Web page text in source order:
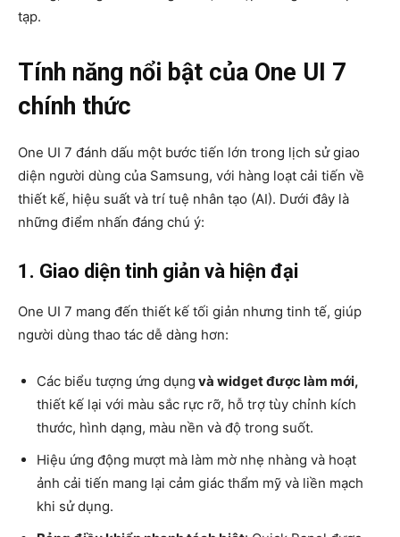
tạp.
Tính năng nổi bật của One UI 7
chính thức
One UI 7 đánh dấu một bước tiến lớn trong lịch sử giao
diện người dùng của Samsung, với hàng loạt cải tiến về
thiết kế, hiệu suất và trí tuệ nhân tạo (AI). Dưới đây là
những điểm nhấn đáng chú ý:
1. Giao diện tinh giản và hiện đại
One UI 7 mang đến thiết kế tối giản nhưng tinh tế, giúp
người dùng thao tác dễ dàng hơn:
Các biểu tượng ứng dụng và widget được làm mới,
thiết kế lại với màu sắc rực rỡ, hỗ trợ tùy chỉnh kích
thước, hình dạng, màu nền và độ trong suốt.
Hiệu ứng động mượt mà làm mờ nhẹ nhàng và hoạt
ảnh cải tiến mang lại cảm giác thẩm mỹ và liền mạch
khi sử dụng.